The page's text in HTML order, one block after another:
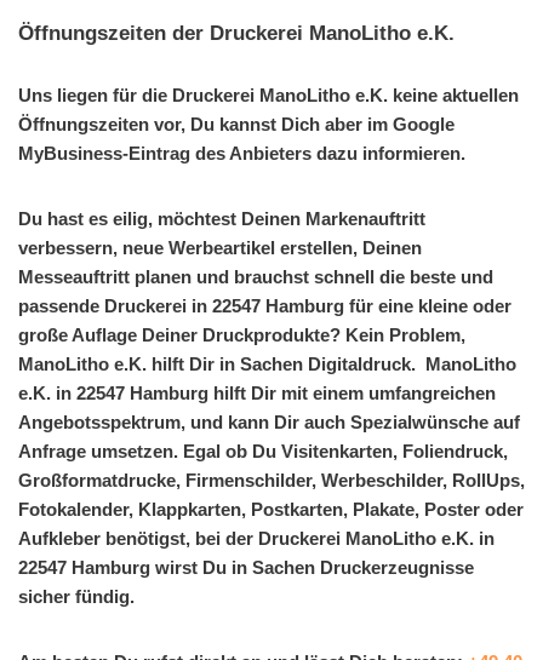
Öffnungszeiten der Druckerei ManoLitho e.K.
Uns liegen für die Druckerei ManoLitho e.K. keine aktuellen
Öffnungszeiten vor, Du kannst Dich aber im Google
MyBusiness-Eintrag des Anbieters dazu informieren.
Du hast es eilig, möchtest Deinen Markenauftritt
verbessern, neue Werbeartikel erstellen, Deinen
Messeauftritt planen und brauchst schnell die beste und
passende Druckerei in 22547 Hamburg für eine kleine oder
große Auflage Deiner Druckprodukte? Kein Problem,
ManoLitho e.K. hilft Dir in Sachen Digitaldruck. ManoLitho
e.K. in 22547 Hamburg hilft Dir mit einem umfangreichen
Angebotsspektrum, und kann Dir auch Spezialwünsche auf
Anfrage umsetzen. Egal ob Du Visitenkarten, Foliendruck,
Großformatdrucke, Firmenschilder, Werbeschilder, RollUps,
Fotokalender, Klappkarten, Postkarten, Plakate, Poster oder
Aufkleber benötigst, bei der Druckerei ManoLitho e.K. in
22547 Hamburg wirst Du in Sachen Druckerzeugnisse
sicher fündig.